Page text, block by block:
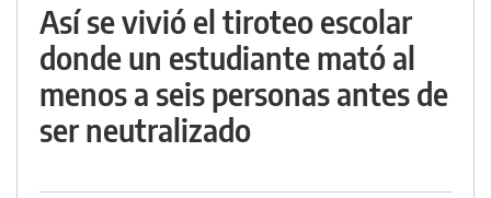
Así se vivió el tiroteo escolar
donde un estudiante mató al
menos a seis personas antes de
ser neutralizado